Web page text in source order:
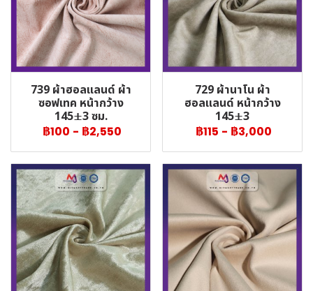
739 ผ้าฮอลแลนด์ ผ้า
ซอฟเทค หน้ากว้าง
145±3 ซม.
฿100 - ฿2,550
729 ผ้านาโน ผ้า
ฮอลแลนด์ หน้ากว้าง
145±3
฿115 - ฿3,000